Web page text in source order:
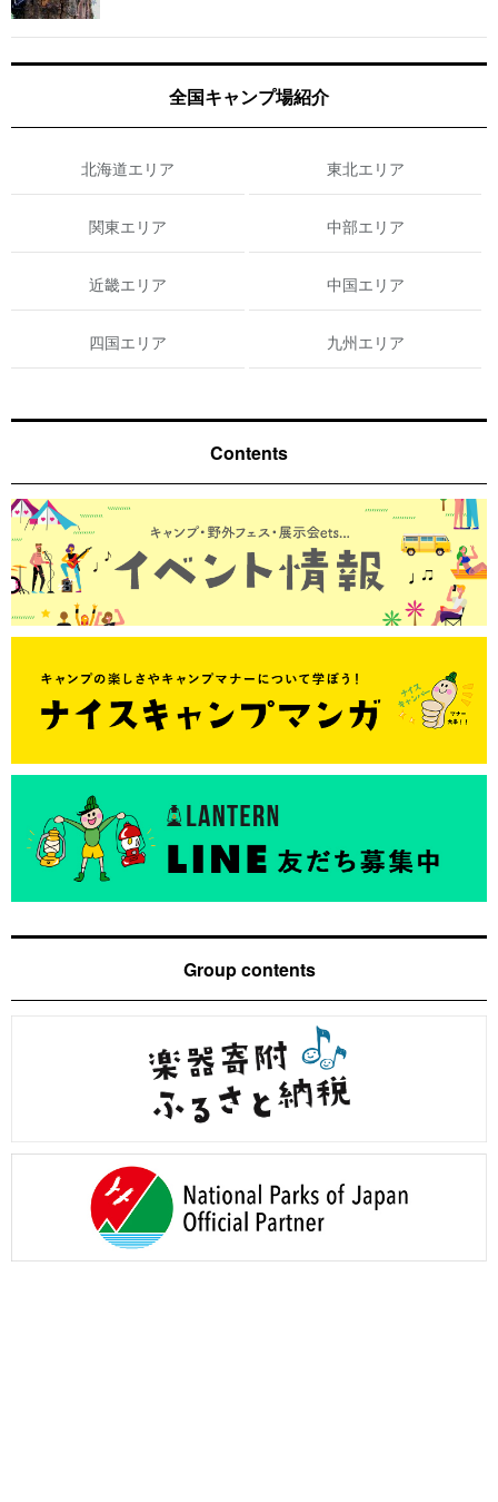
全国キャンプ場紹介
北海道エリア 東北エリア
関東エリア 中部エリア
近畿エリア 中国エリア
四国エリア 九州エリア
Contents
Group contents